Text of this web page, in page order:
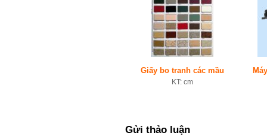
Giấy bo tranh các mầu
KT: cm
Gửi thảo luận